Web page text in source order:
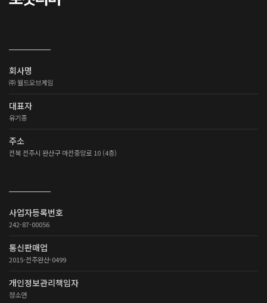
회사명
㈜ 월드오브게임
대표자
유기종
주소
전북 전주시 완산구 마전중앙로 10 (4층)
사업자등록번호
242-87-00056
통신판매업
2015-전주완산-0499
개인정보관리책임자
정소연